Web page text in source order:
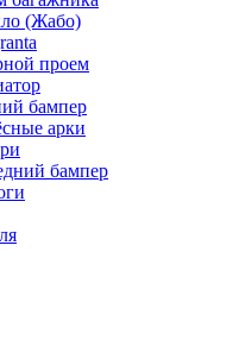
(Жабо)
проем
бампер
арки
бампер